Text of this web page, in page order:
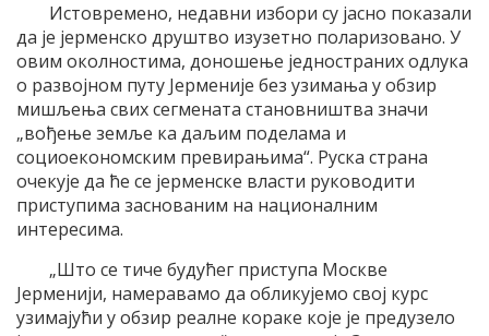
Истовремено, недавни избори су јасно показали
да је јерменско друштво изузетно поларизовано. У
овим околностима, доношење једностраних одлука
о развојном путу Јерменије без узимања у обзир
мишљења свих сегмената становништва значи
„вођење земље ка даљим поделама и
социоекономским превирањима“. Руска страна
очекује да ће се јерменске власти руководити
приступима заснованим на националним
интересима.
„Што се тиче будућег приступа Москве
Јерменији, намеравамо да обликујемо свој курс
узимајући у обзир реалне кораке које је предузело